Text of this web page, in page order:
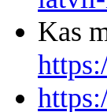
Kas